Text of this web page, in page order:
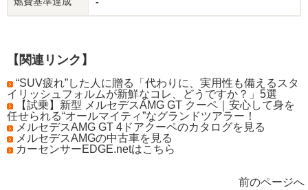
【関連リンク】
“SUV疲れ”した人に贈る「代わりに、実用性も備えるスタ
イリッシュフォルムが新鮮なコレ、どうですか？」5選
【試乗】新型 メルセデスAMG GT クーペ｜安心して身を
任せられる“オールマイティ”なグランドツアラー！
メルセデスAMG GT 4ドアクーペのカタログを見る
メルセデスAMGの中古車を見る
カーセンサーEDGE.netはこちら
前のページへ